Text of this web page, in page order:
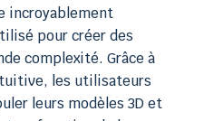
incroyablement
pour créer des
complexité. Grâce à
les utilisateurs
leurs modèles 3D et